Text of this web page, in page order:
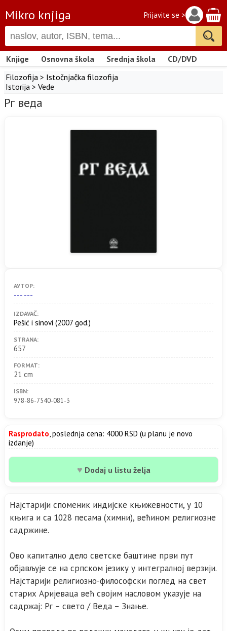
Mikro knjiga Prijavite se >
Knjige Osnovna škola Srednja škola
CD/DVD
Filozofija > Istočnjačka filozofija
Istorija > Vede
Рг веда
АУТОР:
--- ---
IZDAVAČ:
Pešić i sinovi (2007 god.)
STRANA:
657
FORMAT:
21 cm
ISBN:
978-86-7540-081-3
Rasprodato, poslednja cena: 4000 RSD (u planu je novo
izdanje)
♥ Dodaj u listu želja
Најстарији споменик индијске књижевности, у 10
књига и са 1028 песама (химни), већином религиозне
садржине.
Ово капитално дело светске баштине први пут
објављује се на српском језику у интегралној верзији.
Најстарији религиозно-философски поглед на свет
старих Аријеваца већ својим насловом указује на
садржај: Рг – свето / Веда – Знање.